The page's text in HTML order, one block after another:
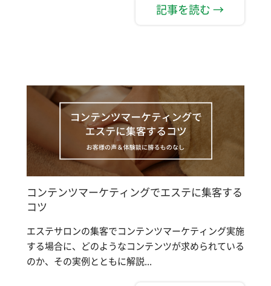
記事を読む →
コンテンツマーケティングでエステに集客する
コツ
エステサロンの集客でコンテンツマーケティング実施
する場合に、どのようなコンテンツが求められている
のか、その実例とともに解説...